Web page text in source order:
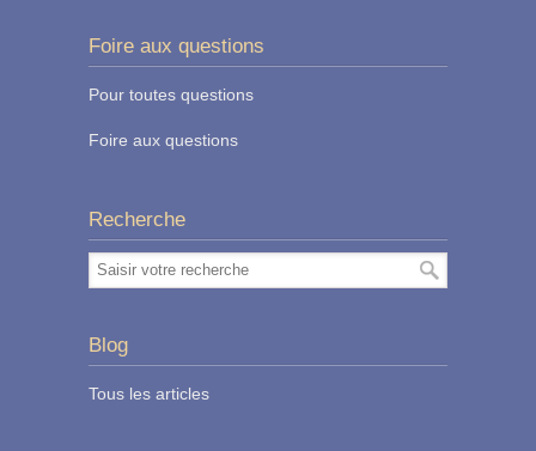
Foire aux questions
Pour toutes questions
Foire aux questions
Recherche
Blog
Tous les articles